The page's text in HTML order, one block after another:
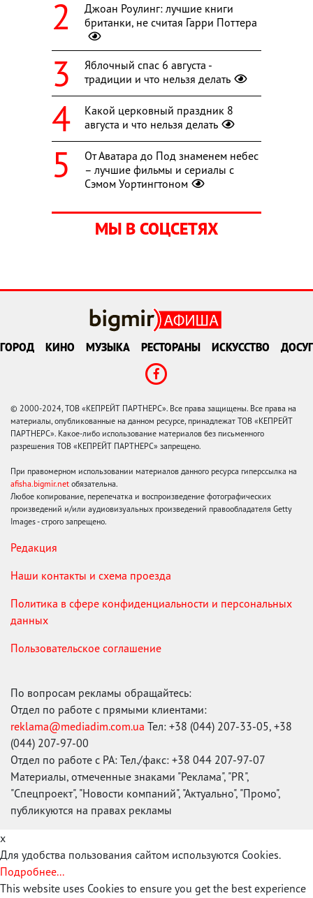
Джоан Роулинг: лучшие книги
британки, не считая Гарри Поттера
Яблочный спас 6 августа -
традиции и что нельзя делать
Какой церковный праздник 8
августа и что нельзя делать
От Аватара до Под знаменем небес
– лучшие фильмы и сериалы с
Сэмом Уортингтоном
МЫ В СОЦСЕТЯХ
ГОРОД КИНО МУЗЫКА РЕСТОРАНЫ ИСКУССТВО ДОСУГ
© 2000-2024, ТОВ «КЕПРЕЙТ ПАРТНЕРС». Все права защищены. Все права на
материалы, опубликованные на данном ресурсе, принадлежат ТОВ «КЕПРЕЙТ
ПАРТНЕРС». Какое-либо использование материалов без письменного
разрешения ТОВ «КЕПРЕЙТ ПАРТНЕРС» запрещено.
При правомерном использовании материалов данного ресурса гиперссылка на
afisha.bigmir.net обязательна.
Любое копирование, перепечатка и воспроизведение фотографических
произведений и/или аудиовизуальных произведений правообладателя Getty
Images - строго запрещено.
Редакция
Наши контакты и схема проезда
Политика в сфере конфиденциальности и персональных
данных
Пользовательское соглашение
По вопросам рекламы обращайтесь:
Отдел по работе с прямыми клиентами:
reklama@mediadim.com.ua Тел: +38 (044) 207-33-05, +38
(044) 207-97-00
Отдел по работе с РА: Тел./факс: +38 044 207-97-07
Материалы, отмеченные знаками "Реклама", "PR",
"Спецпроект", "Новости компаний", "Актуально", "Промо",
публикуются на правах рекламы
x
Для удобства пользования сайтом используются Cookies.
Подробнее...
This website uses Cookies to ensure you get the best experience